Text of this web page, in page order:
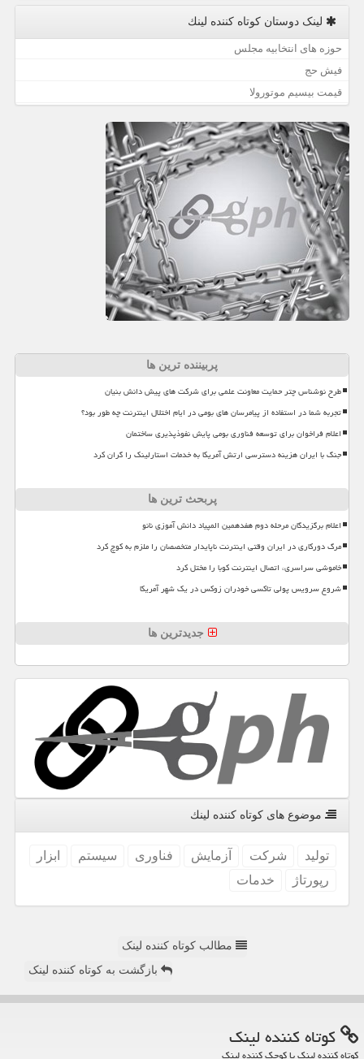
لینک دوستان كوتاه كننده لینك
حوزه های انتخابیه مجلس
فیش حج
قیمت بیسیم موتورولا
پربیننده ترین ها
طرح نوشناس چتر حمایت معاونت علمی برای شرکت های پیش دانش بنیان
تجربه شما در استفاده از پیامرسان های بومی در ایام اختلال اینترنت چه طور بود؟
اعلام فراخوان برای توسعه فناوری بومی پایش نفوذپذیری ساختمان
جنگ با ایران هزینه دسترسی ارتش آمریکا به خدمات استارلینک را گران کرد
پربحث ترین ها
اعلام برگزیدگان مرحله دوم هفدهمین المپیاد دانش آموزی نانو
مرگ دورکاری در ایران وقتی اینترنت ناپایدار متخصصان را ملزم به کوچ کرد
خاموشی سراسری، اتصال اینترنت کوبا را مختل کرد
شروع سرویس پولی تاکسی خودران زوکس در یک شهر آمریکا
جدیدترین ها
موضوع های كوتاه كننده لینك
تولید شركت آزمایش فناوری سیستم
ابزار
رپورتاژ
خدمات
مطالب کوتاه کننده لینک
بازگشت به کوتاه کننده لینک
كوتاه كننده لینك
کوتاه کننده لینک یا کوچک کننده لینک